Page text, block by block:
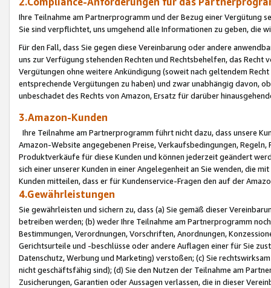
Ihre Teilnahme am Partnerprogramm und der Bezug einer Vergütung
Sie sind verpflichtet, uns umgehend alle Informationen zu geben, die
Für den Fall, dass Sie gegen diese Vereinbarung oder andere
uns zur Verfügung stehenden Rechten und Rechtsbehelfen, das
Vergütungen ohne weitere Ankündigung (soweit nach geltendem
entsprechende Vergütungen zu haben) und zwar unabhängig davon,
unbeschadet des Rechts von Amazon, Ersatz für darüber
3.Amazon-Kunden
Ihre Teilnahme am Partnerprogramm führt nicht dazu, dass unsere
Amazon-Website angegebenen Preise, Verkaufsbedingungen,
Produktverkäufe für diese Kunden und können jederzeit geändert
sich einer unserer Kunden in einer Angelegenheit an Sie wenden, die
Kunden mitteilen, dass er für Kundenservice-Fragen den auf der
4.Gewährleistungen
Sie gewährleisten und sichern zu, dass (a) Sie gemäß dieser
betreiben werden; (b) weder Ihre Teilnahme am Partnerprogramm
Bestimmungen, Verordnungen, Vorschriften, Anordnungen,
Gerichtsurteile und -beschlüsse oder andere Auflagen einer für Sie
Datenschutz, Werbung und Marketing) verstoßen; (c) Sie
nicht geschäftsfähig sind); (d) Sie den Nutzen der Teilnahme am
Zusicherungen, Garantien oder Aussagen verlassen, die in dieser